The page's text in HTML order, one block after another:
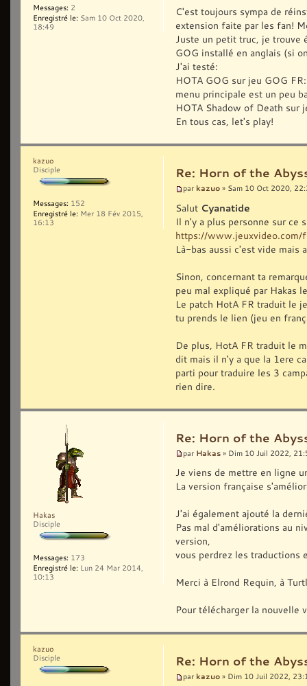
C'est toujours sympa de
extension faite par les fan!
Juste un petit truc, je trouve
GOG installé en anglais (si
J'ai testé:
HOTA GOG sur jeu GOG
menu principale est un peu
HOTA Shadow of Death sur
En tous cas, let's play!
Messages: 2
Enregistré le: Sam 10 Oct 2020,
18:49
Re: Horn of the
par kazuo » Sam 10 Oct 2020,
Salut Cyanatide
Il n'y a plus personne sur ce
https://
Là-bas aussi c'est vide mais
Sinon, concernant ta
peu mal expliqué par Hakas
Le patch HotA FR traduit le
tu prends le lien (jeu en
De plus, HotA FR traduit le
dit mais il n'y a que la 1ere
parti pour traduire les 3
rien dire.
kazuo
Disciple
Messages: 152
Enregistré le: Mer 18 Fév 2015,
16:13
Re: Horn of the
par Hakas » Dim 10 Juil 2022,
Je viens de mettre en ligne
La version française
J'ai également ajouté la
Pas mal d'améliorations au
version,
vous perdrez les traductions
Merci à Elrond Requin, à
Pour télécharger la
Hakas
Disciple
Messages: 173
Enregistré le: Lun 24 Mar 2014,
10:13
Re: Horn of the
par kazuo » Dim 10 Juil 2022,
kazuo
Disciple